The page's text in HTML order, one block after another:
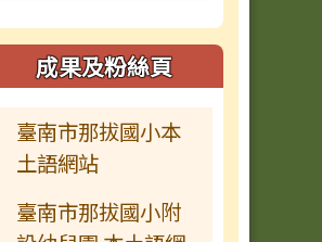
成果及粉絲頁
臺南市那拔國小本
土語網站
臺南市那拔國小附